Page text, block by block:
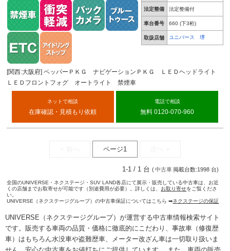
法定整備 法定整備付
車台番号 660 (下3桁)
取扱店舗 ユニバース 堺
[関西:大阪府] ペッパーＰＫＧ ナビゲーションＰＫＧ ＬＥＤヘッドライト
ＬＥＤフロントフォグ オートライト 禁煙車
ネットで相談
在庫確認・見積もり依頼
電話で相談
無料 0120-070-960
ページ1
1-1 / 1 台 (中古車掲載台数:1998 台)
全国のUNIVERSE・ネクステージ・SUV LAND各店にて展示・販売している中古車は、お近
くの店舗までお取寄せが可能です（別途費用が必要）。詳しくは、 お取り寄せをご覧くださ
い。
UNIVERSE（ネクステージグループ）の中古車保証についてはこちら ➡ネクステージの保証
UNIVERSE（ネクステージグループ）が運営する中古車情報検索サイト
です。販売する車両の品質・価格に徹底的にこだわり、事故車（修復歴
車）はもちろん水没車や盗難歴車、メーター改ざん車は一切取り扱いま